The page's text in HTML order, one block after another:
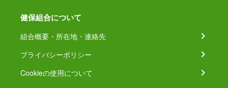
健保組合について
組合概要・所在地・連絡先
プライバシーポリシー
Cookieの使用について